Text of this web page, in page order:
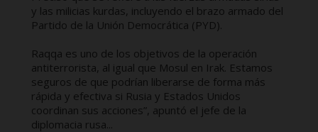
y las milicias kurdas, incluyendo el brazo armado del
Partido de la Unión Democrática (PYD).
Raqqa es uno de los objetivos de la operación
antiterrorista, al igual que Mosul en Irak. Estamos
seguros de que podrían liberarse de forma más
rápida y efectiva si Rusia y Estados Unidos
coordinan sus acciones”, apuntó el jefe de la
diplomacia rusa...